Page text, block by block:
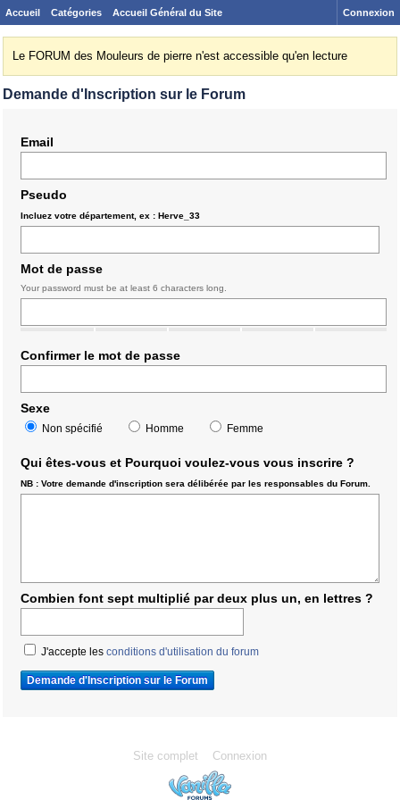
Accueil Catégories Accueil Général du Site Connexion
Le FORUM des Mouleurs de pierre n'est accessible qu'en lecture
Demande d'Inscription sur le Forum
Email
Pseudo
Incluez votre département, ex : Herve_33
Mot de passe
Your password must be at least 6 characters long.
Confirmer le mot de passe
Sexe
Non spécifié Homme Femme
Qui êtes-vous et Pourquoi voulez-vous vous inscrire ?
NB : Votre demande d'inscription sera délibérée par les responsables du Forum.
Combien font sept multiplié par deux plus un, en lettres ?
J'accepte les conditions d'utilisation du forum
Site complet Connexion